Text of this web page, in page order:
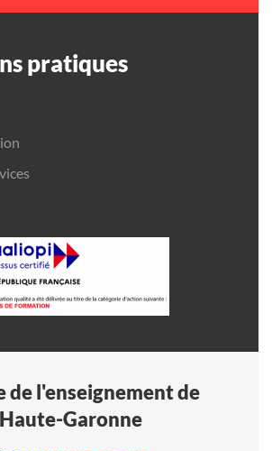
pratiques
de l'enseignement de
Haute-Garonne